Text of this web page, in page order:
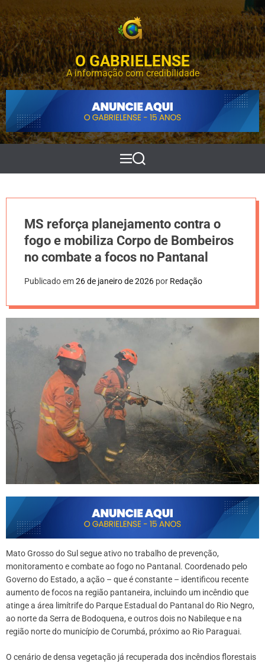
k
p
t
o
c
o
n
t
e
O GABRIELENSE
A informação com credibilidade
M
e
P
e
s
r
MS reforça planejamento contra o
fogo e mobiliza Corpo de Bombeiros
no combate a focos no Pantanal
Publicado em26 de janeiro de 2026 por Redação
Mato Grosso do Sul segue ativo no trabalho de prevenção,
monitoramento e combate ao fogo no Pantanal. Coordenado pelo
Governo do Estado, a ação – que é constante – identificou recente
aumento de focos na região pantaneira, incluindo um incêndio que
atinge a área limítrife do Parque Estadual do Pantanal do Rio Negro,
ao norte da Serra de Bodoquena, e outros dois no Nabileque e na
região norte do município de Corumbá, próximo ao Rio Paraguai.
O cenário de densa vegetação já recuperada dos incêndios florestais